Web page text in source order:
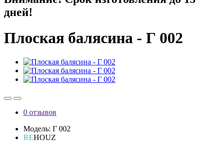
дней!
Плоская балясина - Г 002
0 отзывов
Модель: Г 002
REHOUZ